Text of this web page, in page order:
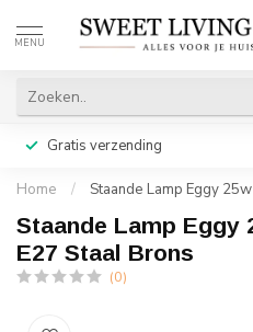
MENU
Gratis verzending
Home / Staande Lamp Eggy
Staande Lamp Eggy
E27 Staal Brons
(0)